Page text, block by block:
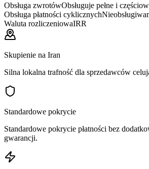
Obsługa zwrotówObsługuje pełne i
Obsługa płatności cyklicznych
Waluta rozliczeniowaIRR
Skupienie na Iran
Silna lokalna trafność dla sprzedawców
Standardowe pokrycie
Standardowe pokrycie płatności bez
gwarancji.